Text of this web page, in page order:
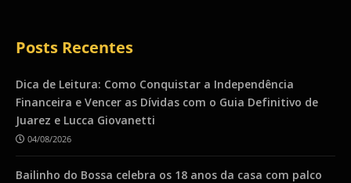
Posts Recentes
Dica de Leitura: Como Conquistar a Independência
Financeira e Vencer as Dívidas com o Guia Definitivo de
Juarez e Lucca Giovanetti
04/08/2026
Bailinho do Bossa celebra os 18 anos da casa com palco